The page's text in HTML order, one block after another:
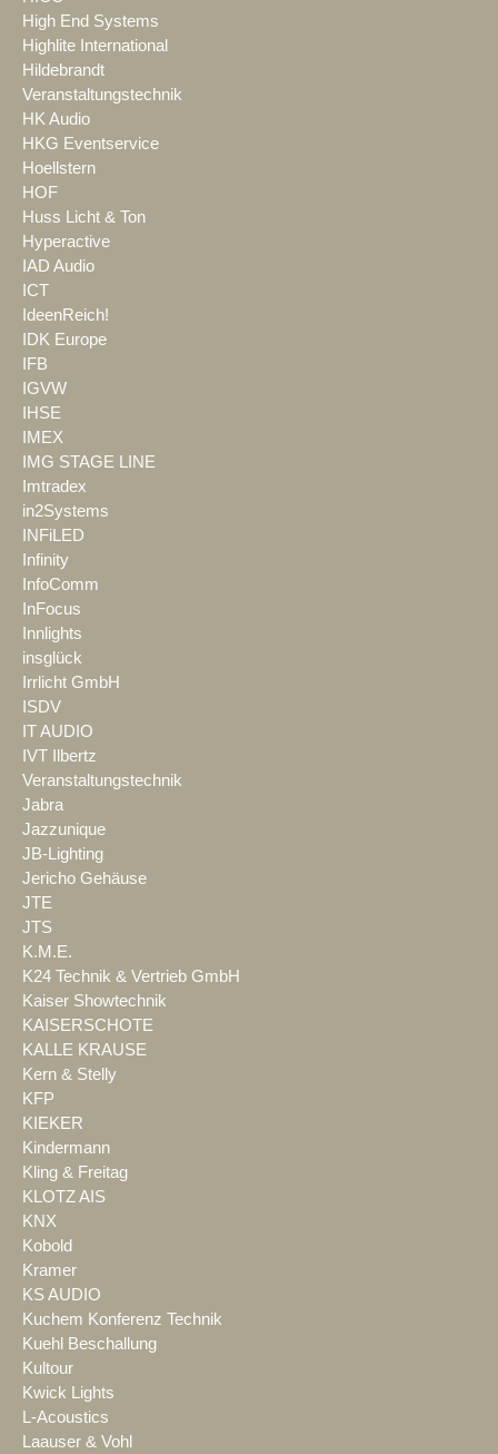
High End Systems
Highlite International
Hildebrandt
Veranstaltungstechnik
HK Audio
HKG Eventservice
Hoellstern
HOF
Huss Licht & Ton
Hyperactive
IAD Audio
ICT
IdeenReich!
IDK Europe
IFB
IGVW
IHSE
IMEX
IMG STAGE LINE
Imtradex
in2Systems
INFiLED
Infinity
InfoComm
InFocus
Innlights
insglück
Irrlicht GmbH
ISDV
IT AUDIO
IVT Ilbertz
Veranstaltungstechnik
Jabra
Jazzunique
JB-Lighting
Jericho Gehäuse
JTE
JTS
K.M.E.
K24 Technik & Vertrieb GmbH
Kaiser Showtechnik
KAISERSCHOTE
KALLE KRAUSE
Kern & Stelly
KFP
KIEKER
Kindermann
Kling & Freitag
KLOTZ AIS
KNX
Kobold
Kramer
KS AUDIO
Kuchem Konferenz Technik
Kuehl Beschallung
Kultour
Kwick Lights
L-Acoustics
Laauser & Vohl